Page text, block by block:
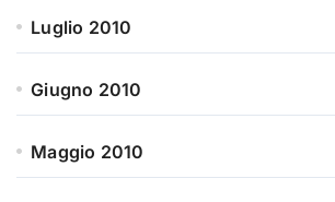
Luglio 2010
Giugno 2010
Maggio 2010